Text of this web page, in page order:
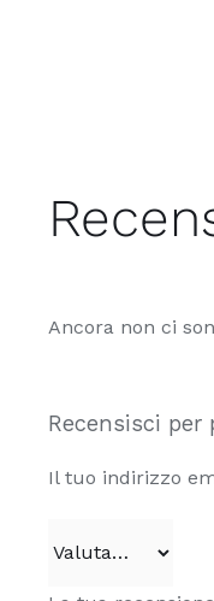
Ancora non ci
Recensisci per
Il tuo indirizzo